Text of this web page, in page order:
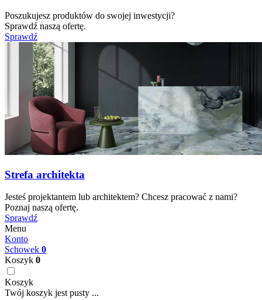
Poszukujesz produktów do swojej inwestycji?
Sprawdź naszą ofertę.
Sprawdź
Strefa architekta
Jesteś projektantem lub architektem? Chcesz pracować z nami?
Poznaj naszą ofertę.
Sprawdź
Menu
Konto
Schowek 0
Koszyk 0
Koszyk
Twój koszyk jest pusty ...